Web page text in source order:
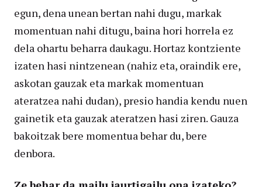
egun, dena unean bertan nahi dugu, markak
momentuan nahi ditugu, baina hori horrela ez
dela ohartu beharra daukagu. Hortaz kontziente
izaten hasi nintzenean (nahiz eta, oraindik ere,
askotan gauzak eta markak momentuan
ateratzea nahi dudan), presio handia kendu nuen
gainetik eta gauzak ateratzen hasi ziren. Gauza
bakoitzak bere momentua behar du, bere
denbora.